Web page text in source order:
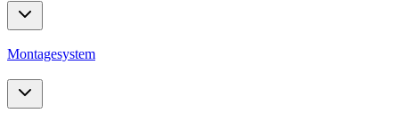
Montagesystem